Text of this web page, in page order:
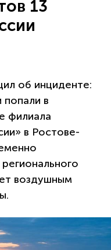
13
об инциденте:
попали в
филиала
в Ростове-
воздушным